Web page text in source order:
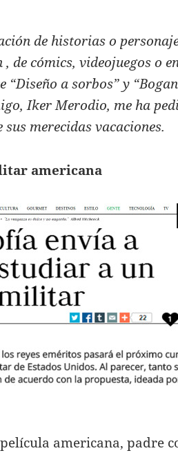
de historias o
de cómics, videojuegos o
a sorbos” y
Iker Merodio, me ha
merecidas vacaciones.
americana
americana, padre